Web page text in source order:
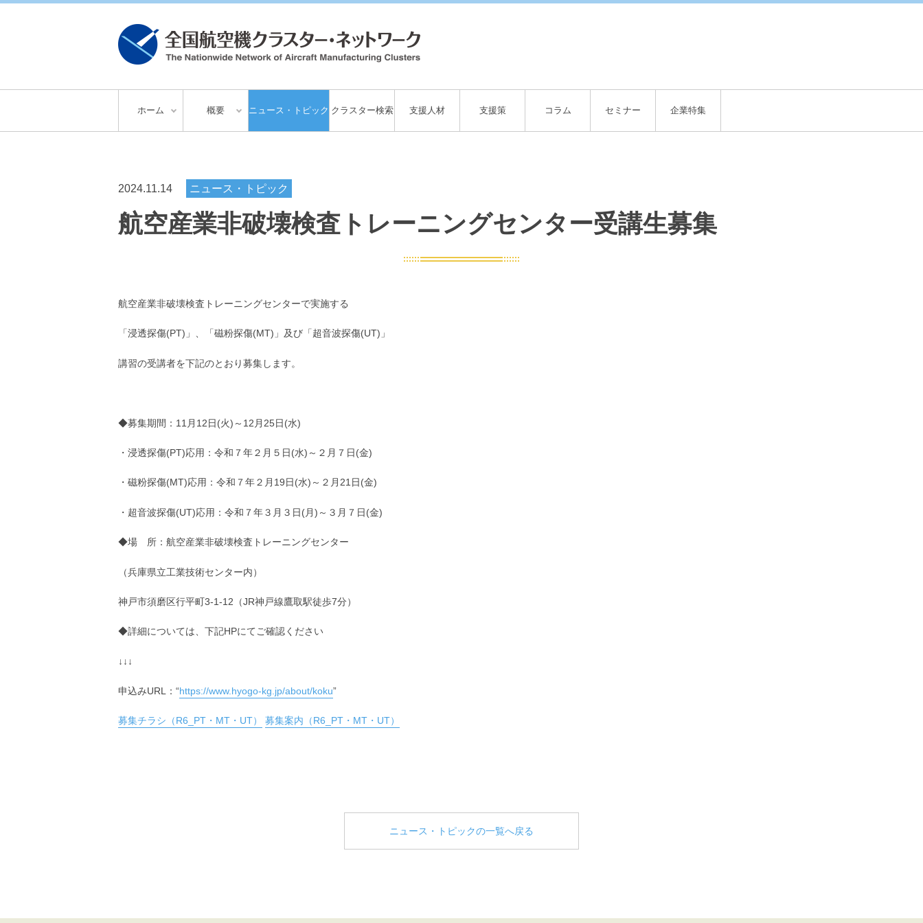
ホーム 概要 ニュース・トピック クラスター検索 支援人材 支援策 コラム セミナー 企業特集
2024.11.14 ニュース・トピック
航空産業非破壊検査トレーニングセンター受講生募集
航空産業非破壊検査トレーニングセンターで実施する
「浸透探傷(PT)」、「磁粉探傷(MT)」及び「超音波探傷(UT)」
講習の受講者を下記のとおり募集します。
◆募集期間：11月12日(火)～12月25日(水)
・浸透探傷(PT)応用：令和７年２月５日(水)～２月７日(金)
・磁粉探傷(MT)応用：令和７年２月19日(水)～２月21日(金)
・超音波探傷(UT)応用：令和７年３月３日(月)～３月７日(金)
◆場 所：航空産業非破壊検査トレーニングセンター
（兵庫県立工業技術センター内）
神戸市須磨区行平町3-1-12（JR神戸線鷹取駅徒歩7分）
◆詳細については、下記HPにてご確認ください
↓↓↓
申込みURL：“https://www.hyogo-kg.jp/about/koku”
募集チラシ（R6_PT・MT・UT） 募集案内（R6_PT・MT・UT）
ニュース・トピックの一覧へ戻る